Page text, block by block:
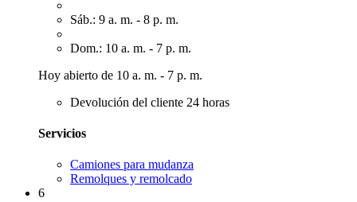
Sáb.: 9 a. m. - 8 p. m.
Dom.: 10 a. m. - 7 p. m.
Hoy abierto de 10 a. m. - 7 p. m.
Devolución del cliente 24 horas
Servicios
Camiones para mudanza
Remolques y remolcado
6